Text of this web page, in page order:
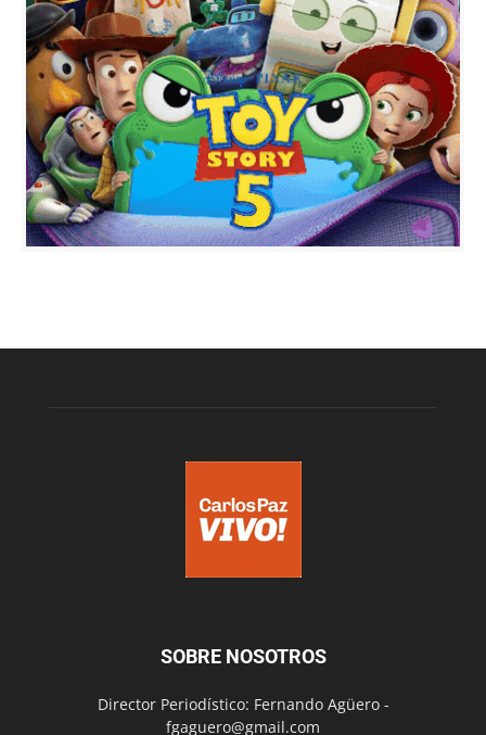
SOBRE NOSOTROS
Director Periodístico: Fernando Agüero -
fgaguero@gmail.com